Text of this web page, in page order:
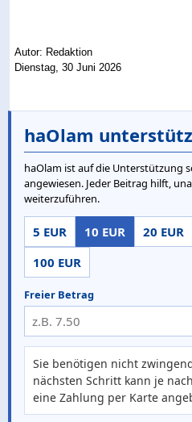
Autor: Redaktion
Dienstag, 30 Juni 2026
haOlam
haOlam ist auf die Unterstützung
angewiesen. Jeder Beitrag hilft,
weiterzuführen.
5 EUR 10 EUR 20 EUR
100 EUR
Freier Betrag
Sie benötigen nicht
nächsten Schritt kann je
eine Zahlung per Karte